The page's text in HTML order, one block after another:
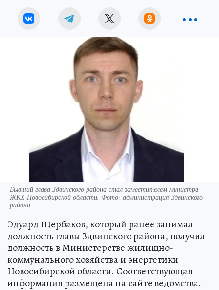
Бывший глава Здвинского района стал заместителем министра
ЖКХ Новосибирской области. Фото: администрация Здвинского
района
Эдуард Щербаков, который ранее занимал
должность главы Здвинского района, получил
должность в Министерстве жилищно-
коммунального хозяйства и энергетики
Новосибирской области. Соответствующая
информация размещена на сайте ведомства.